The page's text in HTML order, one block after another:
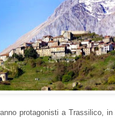
protagonisti a Trassilico,